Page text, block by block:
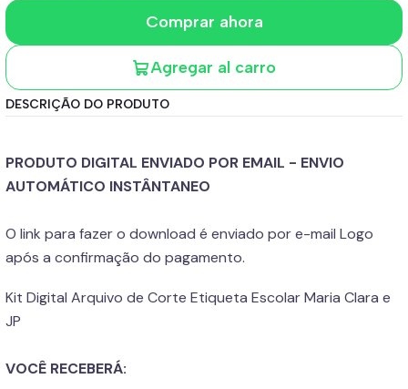
Agregar al carro
Comprar ahora
DESCRIÇÃO DO PRODUTO
PRODUTO DIGITAL ENVIADO POR EMAIL - ENVIO
AUTOMÁTICO INSTÂNTANEO
O link para fazer o download é enviado por e-mail Logo
após a confirmação do pagamento.
Kit Digital Arquivo de Corte Etiqueta Escolar Maria Clara e
JP
VOCÊ RECEBERÁ: